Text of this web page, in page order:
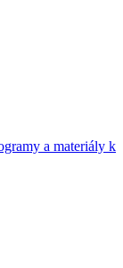
a materiály k